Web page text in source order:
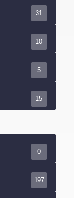
31
10
5
15
0
197